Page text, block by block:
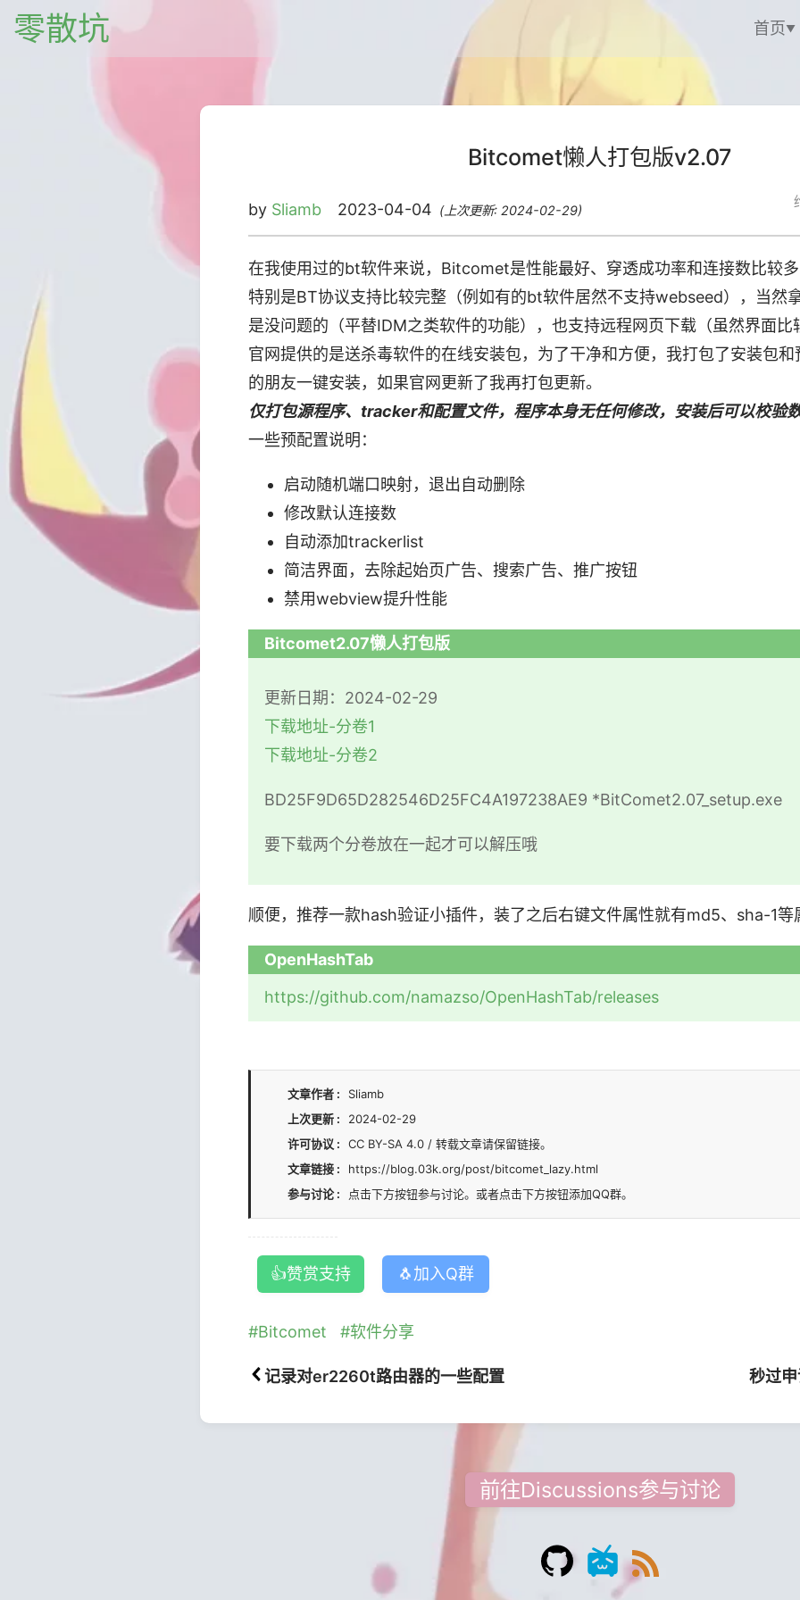
零散坑 首页
Bitcomet懒人打包版v2.07
by Sliamb 2023-04-04 (上次更新: 2024-02-29)
在我使用过的bt软件来说，Bitcomet是性能最好、穿透成功率和连接数比较
特别是BT协议支持比较完整（例如有的bt软件居然不支持webseed），当然
是没问题的（平替IDM之类软件的功能），也支持远程网页下载（虽然界面比
官网提供的是送杀毒软件的在线安装包，为了干净和方便，我打包了安装包
的朋友一键安装，如果官网更新了我再打包更新。
仅打包源程序、tracker和配置文件，程序本身无任何修改，安装后可以校验
一些预配置说明：
启动随机端口映射，退出自动删除
修改默认连接数
自动添加trackerlist
简洁界面，去除起始页广告、搜索广告、推广按钮
禁用webview提升性能
Bitcomet2.07懒人打包版
更新日期：2024-02-29
下载地址-分卷1
下载地址-分卷2
BD25F9D65D282546D25FC4A197238AE9 *BitComet2.07_setup.exe
要下载两个分卷放在一起才可以解压哦
顺便，推荐一款hash验证小插件，装了之后右键文件属性就有md5、sha-1等
OpenHashTab
https://github.com/namazso/OpenHashTab/releases
文章作者
Sliamb
上次更新
2024-02-29
许可协议
CC BY-SA 4.0 / 转载文章请保留链接。
文章链接
https://blog.03k.org/post/bitcomet_lazy.html
参与讨论
点击下方按钮参与讨论。或者点击下方按钮添加QQ群。
👍赞赏支持 🐧加入Q群
Bitcomet 软件分享
记录对er2260t路由器的一些配置 秒过
前往Discussions参与讨论